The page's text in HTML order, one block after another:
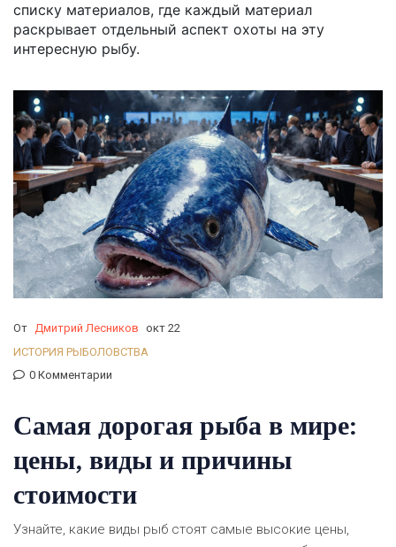
списку материалов, где каждый материал
раскрывает отдельный аспект охоты на эту
интересную рыбу.
От Дмитрий Лесников окт 22
ИСТОРИЯ РЫБОЛОВСТВА
0 Комментарии
Самая дорогая рыба в мире:
цены, виды и причины
стоимости
Узнайте, какие виды рыб стоят самые высокие цены,